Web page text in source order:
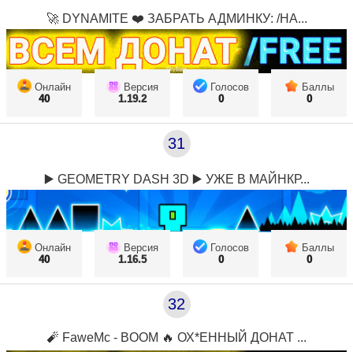
🚀 DYNAMITE ❤️ ЗАБРАТЬ АДМИНКУ: /HA...
Онлайн
40
Версия
1.19.2
Голосов
0
Баллы
0
31
▶️ GEOMETRY DASH 3D ▶️ УЖЕ В МАЙНКР...
Онлайн
40
Версия
1.16.5
Голосов
0
Баллы
0
32
🧨 FaweMc - BOOM 🔥 ОХ*ЕННЫЙ ДОНАТ ...